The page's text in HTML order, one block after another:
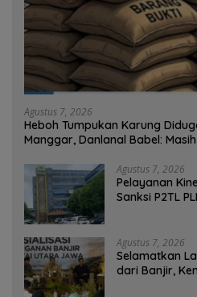
Agustus 7, 2026
Heboh Tumpukan Karung
Manggar, Danlanal Babel:
Agustus 7, 2026
Pelayanan
Sanksi P2TL
Agustus 7, 2026
Selamatkan
dari Banjir,